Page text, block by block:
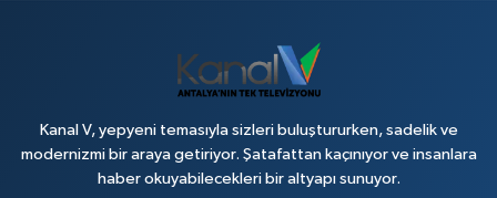
Kanal V, yepyeni temasıyla sizleri buluştururken, sadelik ve
modernizmi bir araya getiriyor. Şatafattan kaçınıyor ve insanlara
haber okuyabilecekleri bir altyapı sunuyor.